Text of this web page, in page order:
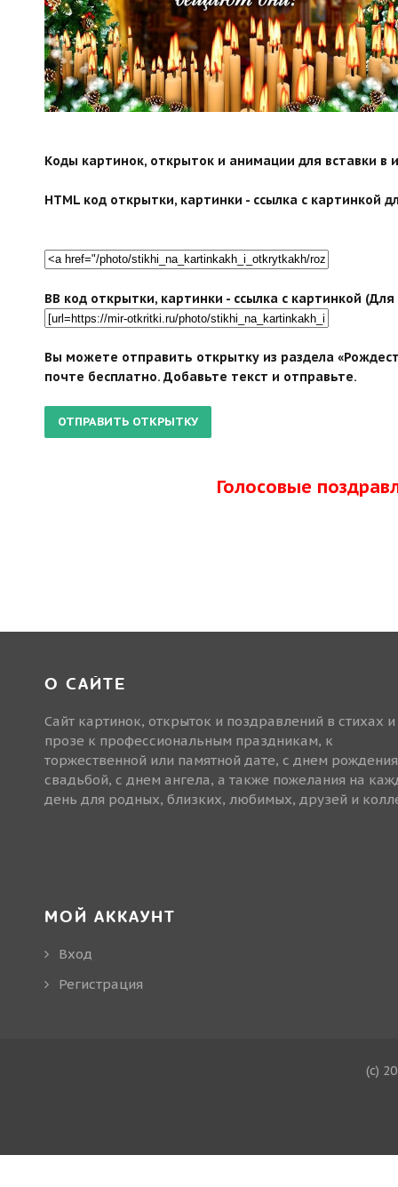
Коды картинок, открыток и анимации для вставки в
HTML код открытки, картинки - ссылка с картинкой
BB код открытки, картинки - ссылка с картинкой
Вы можете отправить открытку из раздела
почте бесплатно. Добавьте текст и отправьте.
Голосовые
О САЙТЕ
Сайт картинок, открыток и поздравлений в стихах и
прозе к профессиональным праздникам, к
торжественной или памятной дате, с днем
свадьбой, с днем ангела, а также пожелания на
день для родных, близких, любимых, друзей и
МОЙ АККАУНТ
Вход
Регистрация
(c)